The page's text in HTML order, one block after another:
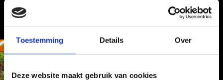
Toestemming Details Over
Deze website maakt gebruik van cookies